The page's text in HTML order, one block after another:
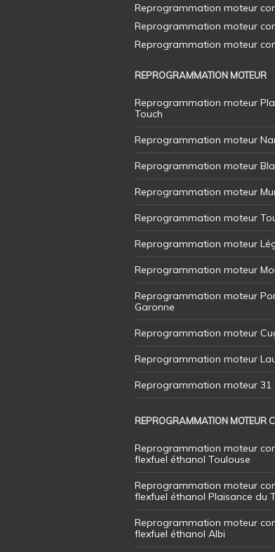
REPROGRAMMATION MOTEUR
Reprogrammation moteur
Touch
Reprogrammation moteur
Reprogrammation moteur
Reprogrammation moteur
Reprogrammation moteur
Reprogrammation moteur
Reprogrammation moteur
Reprogrammation moteur
Garonne
Reprogrammation moteur
Reprogrammation moteur
Reprogrammation moteur 31
REPROGRAMMATION MOTEUR
Reprogrammation moteur
flexfuel éthanol Toulouse
Reprogrammation moteur
flexfuel éthanol Plaisance du
Reprogrammation moteur
flexfuel éthanol Albi
Reprogrammation moteur
Reprogrammation moteur
Reprogrammation moteur